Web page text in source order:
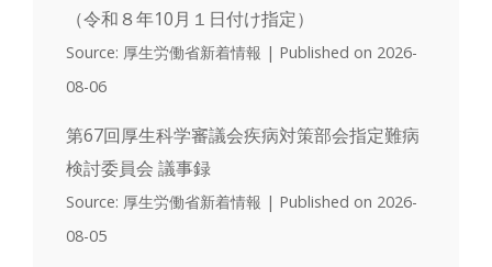
（令和８年10月１日付け指定）
Source: 厚生労働省新着情報
Published on 2026-
08-06
第67回厚生科学審議会疾病対策部会指定難病
検討委員会 議事録
Source: 厚生労働省新着情報
Published on 2026-
08-05